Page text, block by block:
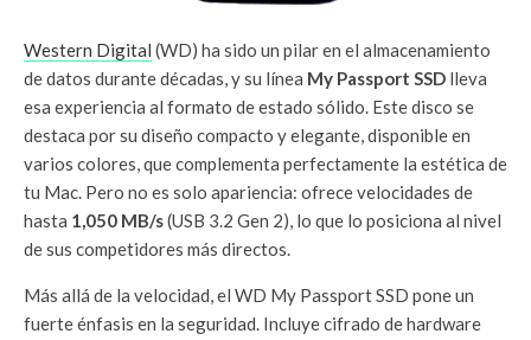
Western Digital (WD) ha sido un pilar en el almacenamiento
de datos durante décadas, y su línea My Passport SSD lleva
esa experiencia al formato de estado sólido. Este disco se
destaca por su diseño compacto y elegante, disponible en
varios colores, que complementa perfectamente la estética de
tu Mac. Pero no es solo apariencia: ofrece velocidades de
hasta 1,050 MB/s(USB 3.2 Gen 2), lo que lo posiciona al nivel
de sus competidores más directos.
Más allá de la velocidad, el WD My Passport SSD pone un
fuerte énfasis en la seguridad. Incluye cifrado de hardware